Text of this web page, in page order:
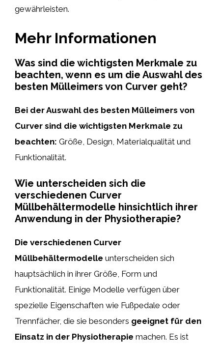
gewährleisten.
Mehr Informationen
Was sind die wichtigsten Merkmale zu
beachten, wenn es um die Auswahl des
besten Mülleimers von Curver geht?
Bei der Auswahl des besten Mülleimers von
Curver sind die wichtigsten Merkmale zu
beachten: Größe, Design, Materialqualität und
Funktionalität.
Wie unterscheiden sich die
verschiedenen Curver
Müllbehältermodelle hinsichtlich ihrer
Anwendung in der Physiotherapie?
Die verschiedenen Curver
Müllbehältermodelle unterscheiden sich
hauptsächlich in ihrer Größe, Form und
Funktionalität. Einige Modelle verfügen über
spezielle Eigenschaften wie Fußpedale oder
Trennfächer, die sie besonders geeignet für den
Einsatz in der Physiotherapie machen. Es ist